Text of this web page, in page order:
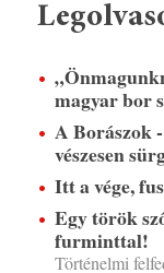
magyar bor
A Borászok
vészesen
Itt a vége,
Egy török
furminttal!
Történelmi